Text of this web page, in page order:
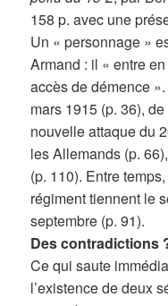
158 p. avec une
Un « personnage »
Armand : il « entre
accès de démence
mars 1915 (p. 36),
nouvelle attaque du
les Allemands (p.
(p. 110). Entre
régiment tiennent le
septembre (p. 91).
Des contradictions
Ce qui saute
l’existence de deux